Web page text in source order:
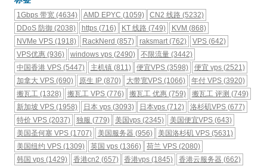
1Gbps 带宽 (4634) AMD EPYC (1059) CN2 线路 (5232)
DDoS 防御 (2038) https(716) KT 线路 (749) KVM (868)
NVMe VPS (1918) RackNerd (857) raksmart(762) VPS(642)
VPS优惠 (936) windows vps(2490) 不限流量 (3442)
中国香港 VPS (5447) 主机镇(811) 便宜VPS (3598) 便宜 vps(2521)
加拿大 VPS (690) 原生 IP(870) 大带宽VPS (1066) 年付 VPS(3920)
搬瓦工 (1328) 搬瓦工 VPS(776) 搬瓦工 优惠 (759) 搬瓦工 评测 (749)
新加坡 VPS (1958) 日本 vps(3093) 日本vps (712) 洛杉矶VPS(677)
特价 VPS (2037) 独服 (779) 美国vps (2345) 美国便宜VPS(643)
美国圣何塞 VPS (1707) 美国服务器 (956) 美国洛杉矶 VPS (5631)
美国纽约 VPS (1309) 英国 vps(1366) 荷兰 VPS (2080)
韩国 vps (1429) 香港cn2 (657) 香港vps (1845) 香港云服务器 (662)